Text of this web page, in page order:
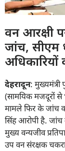
वन आरक्षी
जांच, सीएम
देहरादून: मुख्यमंत्री
(सामयिक मजदूरों से
मामले फिर के जांच
सिंह आरोपी है.
मुख्य वन्यजीव
उप वन संरक्षक